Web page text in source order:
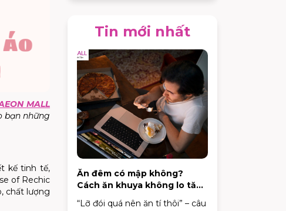
MALL
bạn những
kế tinh tế,
of Rechic
chất lượng
Tin mới nhất
Ăn đêm có mập không?
Cách ăn khuya không lo tăng
“Lỡ đói quá nên ăn tí thôi” – câu